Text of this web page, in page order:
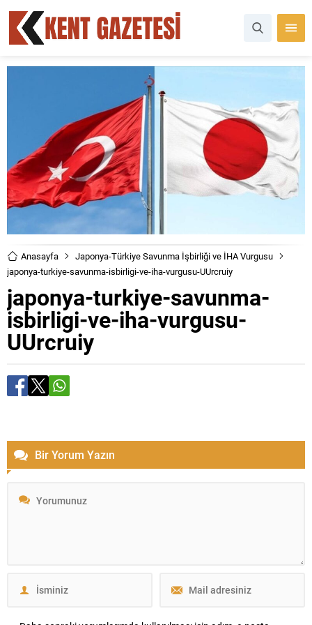
Anasayfa
Japonya-Türkiye Savunma İşbirliği ve İHA Vurgusu
japonya-turkiye-savunma-isbirligi-ve-iha-vurgusu-UUrcruiy
japonya-turkiye-savunma-
isbirligi-ve-iha-vurgusu-
UUrcruiy
Bir Yorum Yazın